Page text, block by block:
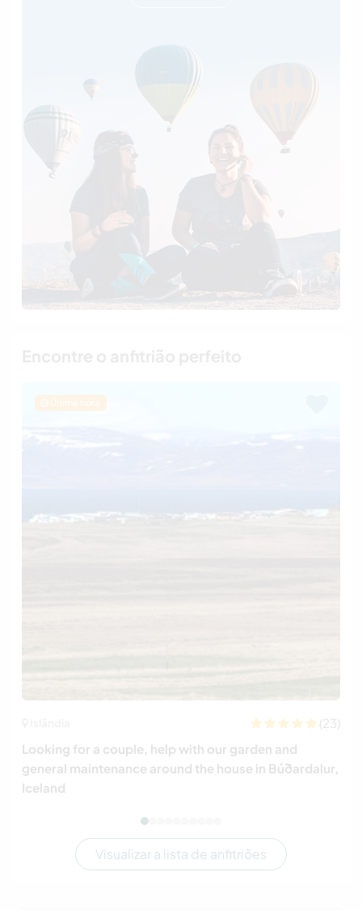
Última hora
(23)
Looking for a couple, help with our garden and
general maintenance around the house in Búðardalur,
Iceland
Visualizar a lista de anfitriões